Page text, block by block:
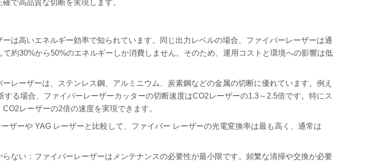
で高品質な切断を実現します。
は高いエネルギー効率で知られています。同じ出力レベルの場合、ファイバーレーザーは通
約30%から50%のエネルギーしか消費しません。そのため、運用コストと環境への影響は低
レーザーは、ステンレス鋼、アルミニウム、炭素鋼などの金属の切断に優れています。例え
する場合、ファイバーレーザーカッターの切断速度はCO2レーザーの1.3～2.5倍です。特にス
レーザーの2倍の速度を実現できます。
ザーや YAG レーザーと比較して、ファイバー レーザーの光電変換率は最も高く、通常は
らない：ファイバーレーザーはメンテナンスの必要性が最小限です。頻繁な清掃や交換が必要